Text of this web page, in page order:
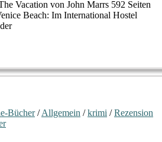
Vacation von John Marrs 592 Seiten
Beach: Im International Hostel
Bücher/Allgemein /krimi /Rezension